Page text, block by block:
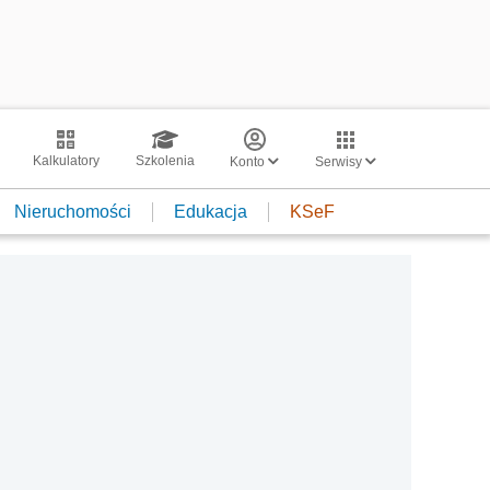
Kalkulatory Szkolenia Konto Serwisy
Nieruchomości Edukacja KSeF